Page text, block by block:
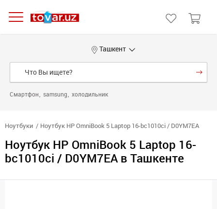
Ташкент
Смартфон samsung холодильник
Ноутбуки Ноутбук HP OmniBook 5 Laptop 16-bc1010ci / D0YM7EA
Ноутбук HP OmniBook 5 Laptop 16-
bc1010ci / D0YM7EA в Ташкенте